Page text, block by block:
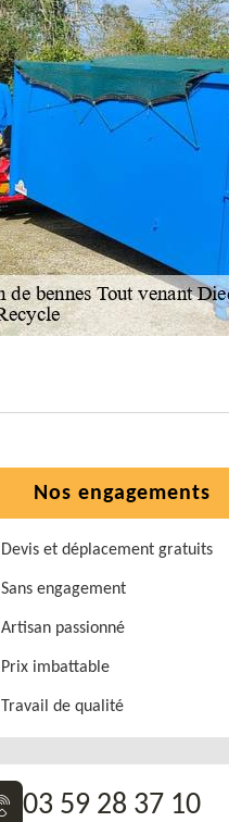
Nos engagements
Devis et déplacement gratuits
Sans engagement
Artisan passionné
Prix imbattable
Travail de qualité
03 59 28 37 10